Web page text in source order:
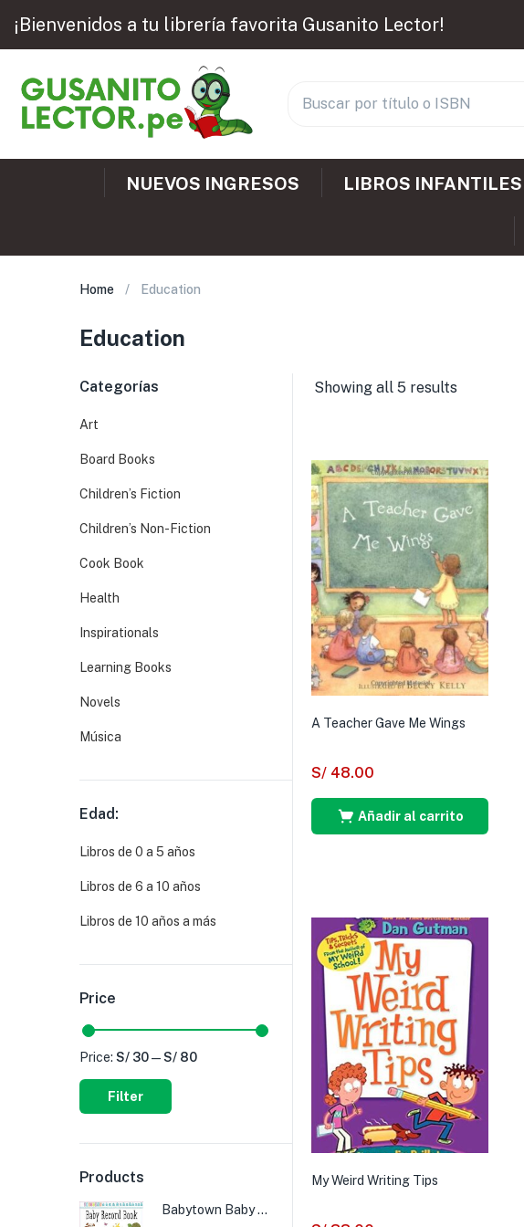
¡Bienvenidos a tu librería favorita Gusanito Lector!
NUEVOS INGRESOS LIBROS INFANTILES
Home Education
Education
Showing all 5 results
A Teacher Gave Me Wings
S/ 48.00
Añadir al carrito
My Weird Writing Tips
Categorías
Art
Board Books
Children’s Fiction
Children’s Non-Fiction
Cook Book
Health
Inspirationals
Learning Books
Novels
Música
Edad:
Libros de 0 a 5 años
Libros de 6 a 10 años
Libros de 10 años a más
Price
Filter
Price: S/ 30—S/ 80
Products
Babytown Baby Record Book